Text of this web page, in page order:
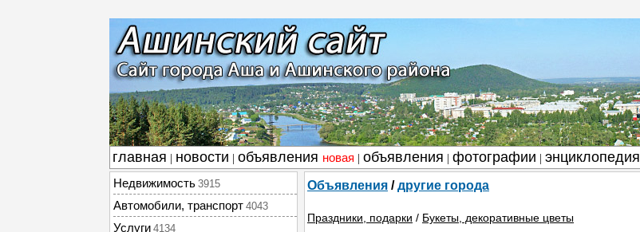
главная новости объявления новая объявления фотографии энциклопедия
Недвижимость 3915
Автомобили, транспорт 4043
Услуги 4134
Объявления /другие города
Праздники, подарки / Букеты, декоративные цветы